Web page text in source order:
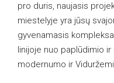
pro duris, naujasis
miestelyje yra jūsų
gyvenamasis
linijoje nuo paplūdimio
modernumo ir